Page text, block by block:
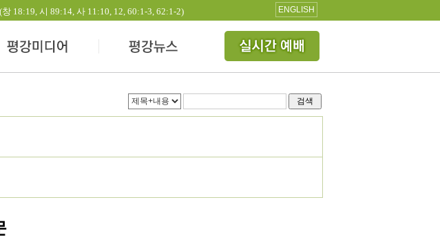
18:19, 시 89:14, 사 11:10, 12, 60:1-3, 62:1-2) ENGLISH
검색